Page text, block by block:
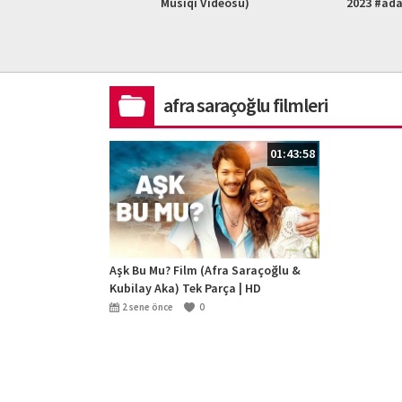
afra saraçoğlu filmleri
01:43:58
Aşk Bu Mu? Film (Afra Saraçoğlu &
Kubilay Aka) Tek Parça | HD
2 sene önce 0